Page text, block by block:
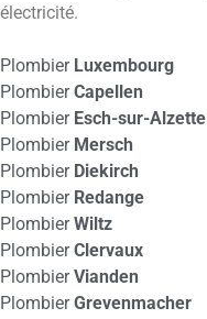
électricité.
Plombier Luxembourg
PlombierCapellen
Plombier Esch-sur-Alzette
Plombier Mersch
Plombier Diekirch
Plombier Redange
PlombierWiltz
PlombierClervaux
PlombierVianden
PlombierGrevenmacher